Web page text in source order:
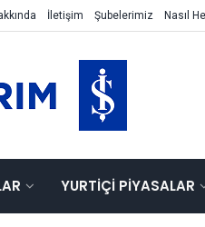
İletişim Şubelerimiz Nasıl
YURTIÇI PIYASALAR